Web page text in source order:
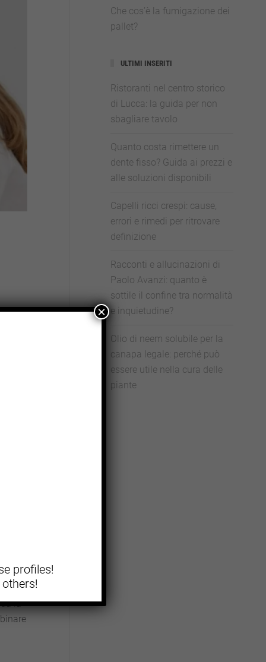
vari
la
Che cos’è la fumigazione dei
pallet?
ULTIMI INSERITI
Ristoranti nel centro storico
di Lucca: la guida per non
sbagliare tavolo
Quanto costa rimettere un
dente fisso? Guida ai prezzi e
alle soluzioni disponibili
Capelli ricci crespi: cause,
errori e rimedi per ritrovare
definizione
Racconti e allucinazioni di
Paolo Avanzi: quanto è
sottile il confine tra normalità
e inquietudine?
Olio di neem solubile per la
canapa legale: perché può
essere utile nella cura delle
piante
profiles!
×